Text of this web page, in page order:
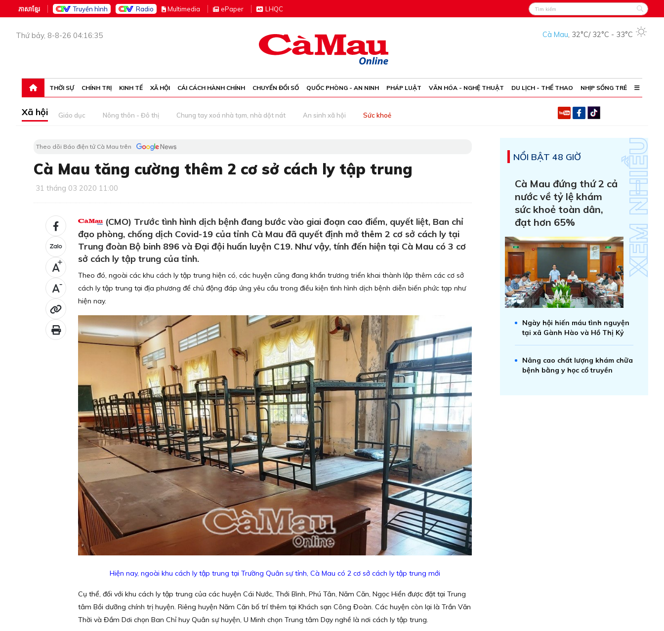
ភាសាខ្មែរ Truyền hình Radio Multimedia ePaper LHQC
Thứ bảy, 8-8-26 04:16:35 Cà Mau, 32°C/ 32°C - 33°C
THỜI SỰ CHÍNH TRỊ KINH TẾ XÃ HỘI CẢI CÁCH HÀNH CHÍNH CHUYỂN ĐỔI SỐ QUỐC PHÒNG - AN NINH PHÁP LUẬT VĂN HÓA - NGHỆ THUẬT DU LỊCH - THỂ THAO NHỊP SỐNG TRẺ
Xã hội Giáo dục Nông thôn - Đô thị Chung tay xoá nhà tạm, nhà dột nát An sinh xã hội Sức khoẻ
Theo dõi Báo điện tử Cà Mau trên
Cà Mau tăng cường thêm 2 cơ sở cách ly tập trung
31 tháng 03 2020 11:00
+
-
(CMO) Trước tình hình dịch bệnh đang bước vào giai đoạn cao điểm, quyết liệt, Ban chỉ
đạo phòng, chống dịch Covid-19 của tỉnh Cà Mau đã quyết định mở thêm 2 cơ sở cách ly tại
Trung đoàn Bộ binh 896 và Đại đội huấn luyện C19. Như vậy, tính đến hiện tại Cà Mau có 3 cơ
sở cách ly tập trung của tỉnh.
Theo đó, ngoài các khu cách ly tập trung hiện có, các huyện cũng đang khẩn trương triển khai thành lập thêm các cơ sở
cách ly tập trung tại địa phương để chủ động đáp ứng yêu cầu trong điều kiện tình hình dịch bệnh diễn biến phức tạp như
hiện nay.
Hiện nay, ngoài khu cách ly tập trung tại Trường Quân sự tỉnh, Cà Mau có 2 cơ sở cách ly tập trung mới
Cụ thể, đối với khu cách ly tập trung của các huyện Cái Nước, Thới Bình, Phú Tân, Năm Căn, Ngọc Hiển được đặt tại Trung
tâm Bồi dưỡng chính trị huyện. Riêng huyện Năm Căn bố trí thêm tại Khách sạn Công Đoàn. Các huyện còn lại là Trần Văn
Thời và Đầm Dơi chọn Ban Chỉ huy Quân sự huyện, U Minh chọn Trung tâm Dạy nghề là nơi cách ly tập trung.
NỔI BẬT 48 GIỜ
Cà Mau đứng thứ 2 cả
nước về tỷ lệ khám
sức khoẻ toàn dân,
đạt hơn 65%
Ngày hội hiến máu tình nguyện
tại xã Gành Hào và Hồ Thị Kỷ
Nâng cao chất lượng khám chữa
bệnh bằng y học cổ truyền